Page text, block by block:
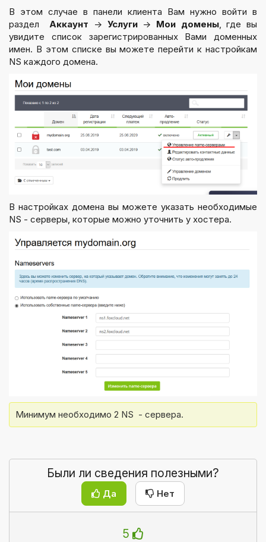
В этом случае в панели клиента Вам нужно войти в
разделАккаунт → Услуги → Мои домены, где вы
увидите список зарегистрированных Вами доменных
имен. В этом списке вы можете перейти к настройкам
NS каждого домена.
В настройках домена вы можете указать необходимые
NS - серверы, которые можно уточнить у хостера.
Минимум необходимо 2 NS  - сервера.
Были ли сведения полезными?
Да Нет
5